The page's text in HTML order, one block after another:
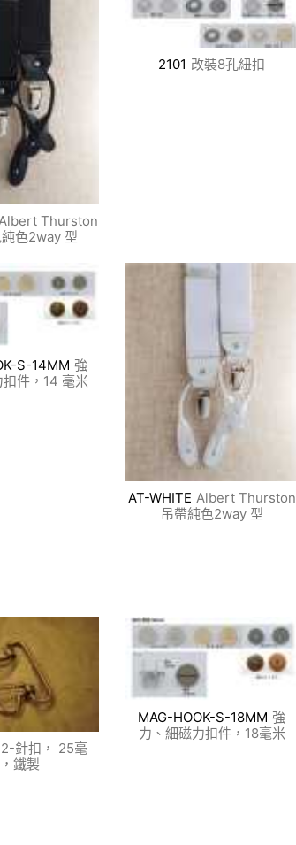
Thurston
色2way 型
2101 改裝8孔紐扣
S-14MM 強
件，14 毫米
AT-WHITE Albert Thurston
吊帶純色2way 型
2-針扣， 25毫
鐵製
MAG-HOOK-S-18MM 強
力、細磁力扣件，18毫米